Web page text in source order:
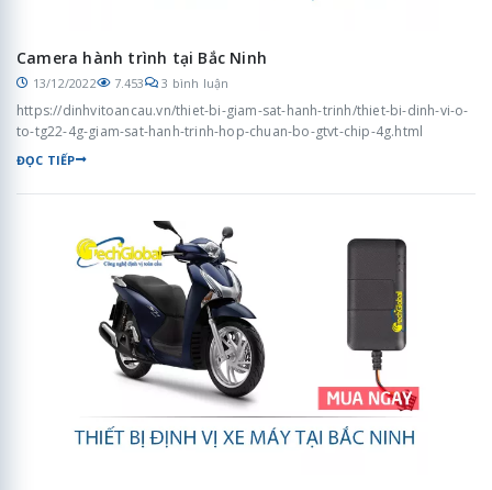
Camera hành trình tại Bắc Ninh
13/12/2022 7.453 3 bình luận
https://dinhvitoancau.vn/thiet-bi-giam-sat-hanh-trinh/thiet-bi-dinh-vi-o-
to-tg22-4g-giam-sat-hanh-trinh-hop-chuan-bo-gtvt-chip-4g.html
ĐỌC TIẾP